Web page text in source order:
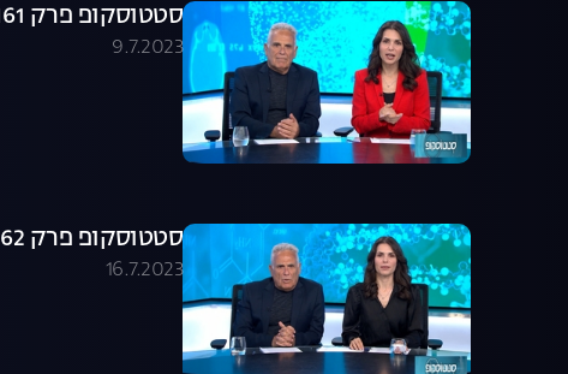
סטטוסקופ פרק 161
9.7.2023
סטטוסקופ פרק 162
16.7.2023